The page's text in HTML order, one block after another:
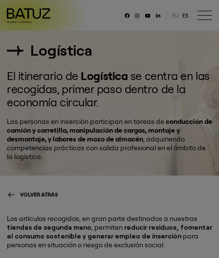
Fundación
Misión, Visión, Principios
Organización
Portal de transparencia
Canal ético
Trabaja con nosotras/os
EU ES
Logística
El itinerario de Logística se centra en las
recogidas, primer paso dentro de la
economía circular.
Las personas en inserción participan en tareas deconducción de
camión y carretilla, manipulación de cargas, montaje y
desmontaje, y labores de mozo de almacén , adquiriendo
competencias prácticas con salida profesional en el ámbito de
la logística.
VOLVER ATRÁS
Los artículos recogidos, en gran parte destinados a nuestras
tiendas de segunda mano , permiten reducir residuos, fomentar
el consumo sostenible y generar empleo de inserción para
personas en situación o riesgo de exclusión social.